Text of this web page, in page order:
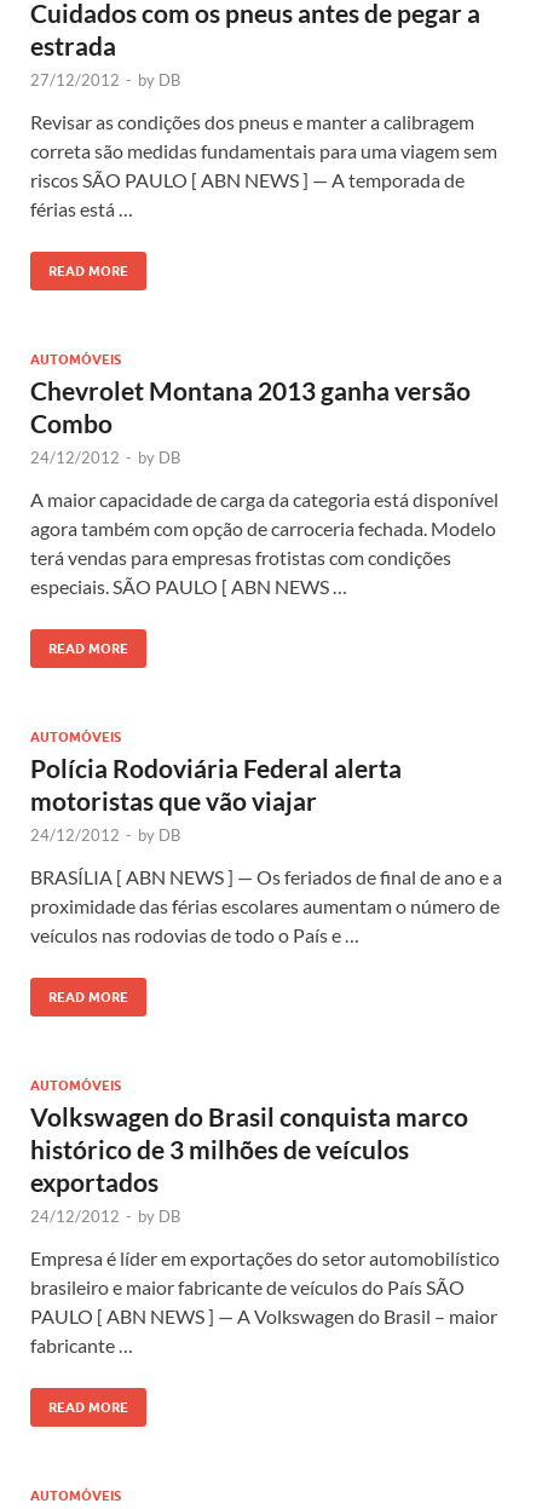
Cuidados com os pneus antes de pegar a
estrada
27/12/2012 - by DB
Revisar as condições dos pneus e manter a calibragem
correta são medidas fundamentais para uma viagem sem
riscos SÃO PAULO [ ABN NEWS ] — A temporada de
férias está …
READ MORE
AUTOMÓVEIS
Chevrolet Montana 2013 ganha versão
Combo
24/12/2012 - by DB
A maior capacidade de carga da categoria está disponível
agora também com opção de carroceria fechada. Modelo
terá vendas para empresas frotistas com condições
especiais. SÃO PAULO [ ABN NEWS …
READ MORE
AUTOMÓVEIS
Polícia Rodoviária Federal alerta
motoristas que vão viajar
24/12/2012 - by DB
BRASÍLIA [ ABN NEWS ] — Os feriados de final de ano e a
proximidade das férias escolares aumentam o número de
veículos nas rodovias de todo o País e …
READ MORE
AUTOMÓVEIS
Volkswagen do Brasil conquista marco
histórico de 3 milhões de veículos
exportados
24/12/2012 - by DB
Empresa é líder em exportações do setor automobilístico
brasileiro e maior fabricante de veículos do País SÃO
PAULO [ ABN NEWS ] — A Volkswagen do Brasil – maior
fabricante …
READ MORE
AUTOMÓVEIS